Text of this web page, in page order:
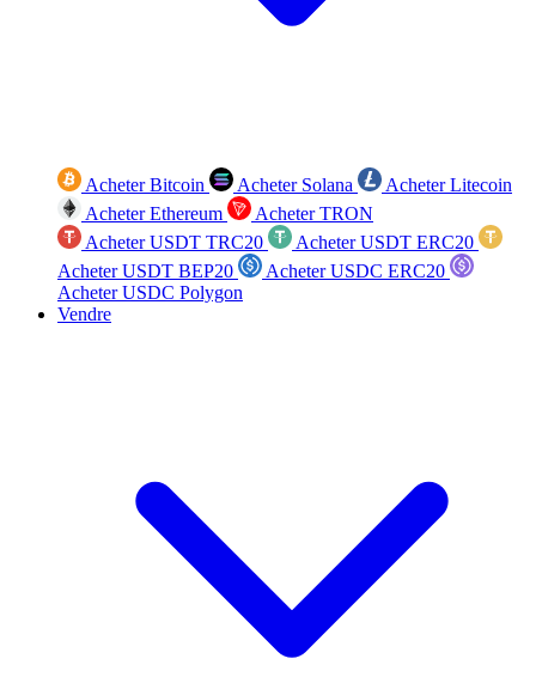
Acheter Bitcoin Acheter Solana
Acheter Litecoin
Acheter Ethereum
Acheter TRON
Acheter USDT TRC20
Acheter USDT ERC20
Acheter USDT BEP20
Acheter USDC ERC20
Acheter USDC Polygon
Vendre